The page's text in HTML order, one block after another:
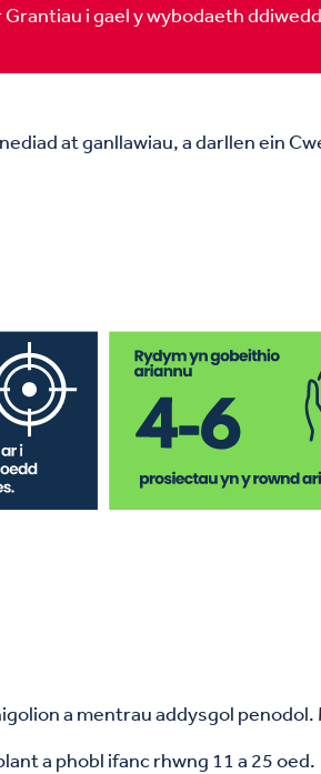
i gael y wybodaeth
at ganllawiau, a darllen ein
a mentrau addysgol
a phobl ifanc rhwng 11 a 25 oed.